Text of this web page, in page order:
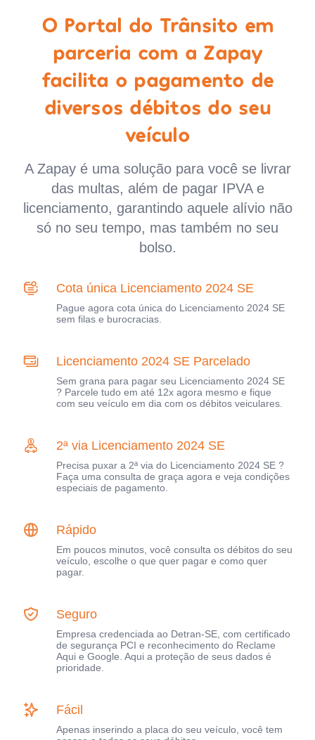
O Portal do Trânsito em
parceria com a Zapay
facilita o pagamento de
diversos débitos do seu
veículo
A Zapay é uma solução para você se livrar
das multas, além de pagar IPVA e
licenciamento, garantindo aquele alívio não
só no seu tempo, mas também no seu
bolso.
Cota única Licenciamento 2024 SE
Pague agora cota única do Licenciamento 2024 SE
sem filas e burocracias.
Licenciamento 2024 SE Parcelado
Sem grana para pagar seu Licenciamento 2024 SE
? Parcele tudo em até 12x agora mesmo e fique
com seu veículo em dia com os débitos veiculares.
2ª via Licenciamento 2024 SE
Precisa puxar a 2ª via do Licenciamento 2024 SE ?
Faça uma consulta de graça agora e veja condições
especiais de pagamento.
Rápido
Em poucos minutos, você consulta os débitos do seu
veículo, escolhe o que quer pagar e como quer
pagar.
Seguro
Empresa credenciada ao Detran-SE, com certificado
de segurança PCI e reconhecimento do Reclame
Aqui e Google. Aqui a proteção de seus dados é
prioridade.
Fácil
Apenas inserindo a placa do seu veículo, você tem